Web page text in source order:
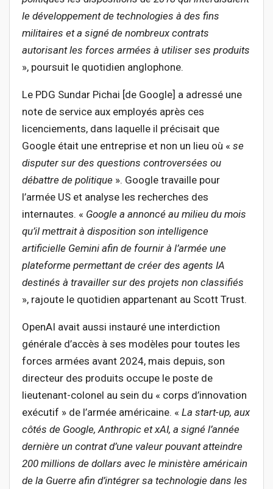
le développement de technologies à des fins
militaires et a signé de nombreux contrats
autorisant les forces armées à utiliser ses produits
», poursuit le quotidien anglophone.
Le PDG Sundar Pichai [de Google] a adressé une
note de service aux employés après ces
licenciements, dans laquelle il précisait que
Google était une entreprise et non un lieu où « se
disputer sur des questions controversées ou
débattre de politique ». Google travaille pour
l’armée US et analyse les recherches des
internautes. « Google a annoncé au milieu du mois
qu’il mettrait à disposition son intelligence
artificielle Gemini afin de fournir à l’armée une
plateforme permettant de créer des agents IA
destinés à travailler sur des projets non classifiés
», rajoute le quotidien appartenant au Scott Trust.
OpenAI avait aussi instauré une interdiction
générale d’accès à ses modèles pour toutes les
forces armées avant 2024, mais depuis, son
directeur des produits occupe le poste de
lieutenant-colonel au sein du « corps d’innovation
exécutif » de l’armée américaine. « La start-up, aux
côtés de Google, Anthropic et xAI, a signé l’année
dernière un contrat d’une valeur pouvant atteindre
200 millions de dollars avec le ministère américain
de la Guerre afin d’intégrer sa technologie dans les